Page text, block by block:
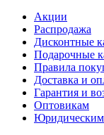
Акции
Распродажа
Дисконтные
Подарочные
Правила
Доставка и
Гарантия и
Оптовикам